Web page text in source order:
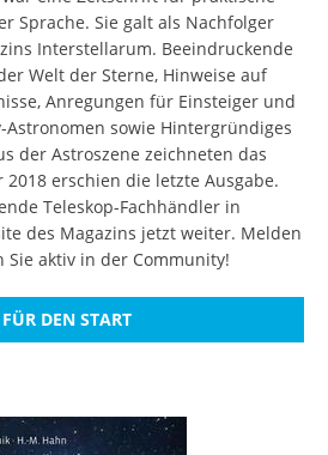
Sprache. Sie galt als Nachfolger
Interstellarum. Beeindruckende
Welt der Sterne, Hinweise auf
Anregungen für Einsteiger und
sowie Hintergründiges
der Astroszene zeichneten das
2018 erschien die letzte Ausgabe.
Teleskop-Fachhändler in
des Magazins jetzt weiter. Melden
Sie aktiv in der Community!
DEN START